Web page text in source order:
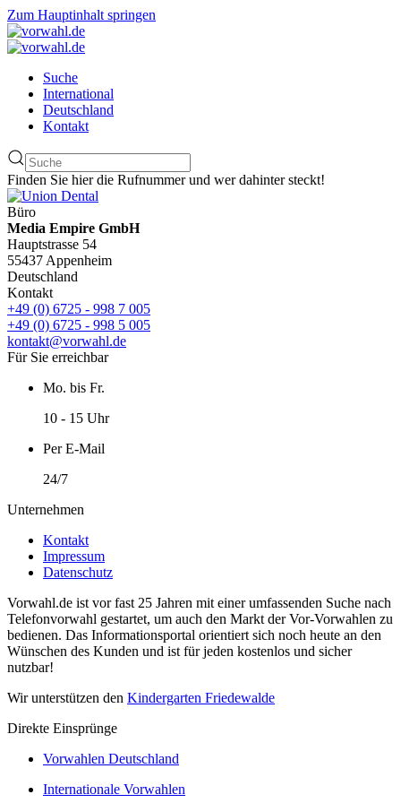
Zum Hauptinhalt springen
Suche
International
Deutschland
Kontakt
Finden Sie hier die Rufnummer und wer dahinter steckt!
Büro
Media Empire GmbH
Hauptstrasse 54
55437 Appenheim
Deutschland
Kontakt
+49 (0) 6725 - 998 7 005
+49 (0) 6725 - 998 5 005
kontakt@vorwahl.de
Für Sie erreichbar
Mo. bis Fr.
10 - 15 Uhr
Per E-Mail
24/7
Unternehmen
Kontakt
Impressum
Datenschutz
Vorwahl.de ist vor fast 25 Jahren mit einer umfassenden Suche nach
Telefonvorwahl gestartet, um auch den Markt der Vor-Vorwahlen zu
bedienen. Das Informationsportal orientiert sich noch heute an den
Wünschen des Kunden und ist für jeden kostenlos und sicher
nutzbar!
Wir unterstützen den Kindergarten Friedewalde
Direkte Einsprünge
Vorwahlen Deutschland
Internationale Vorwahlen